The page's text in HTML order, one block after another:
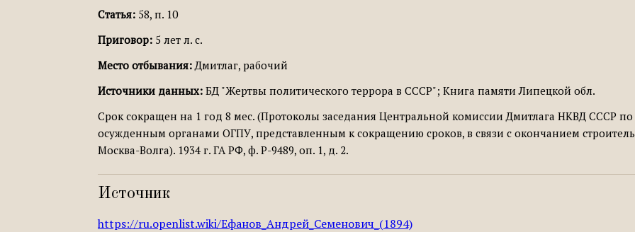
Статья: 58, п. 10
Приговор: 5 лет л. с.
Место отбывания:Дмитлаг, рабочий
Источники данных: БД "Жертвы политического террора в СССР"; Книга памяти Липецкой обл.
Срок сокращен на 1 год 8 мес. (Протоколы заседания Центральной комиссии Дмитлага НКВД СССР
осужденным органами ОГПУ, представленным к сокращению сроков, в связи с окончанием
Москва-Волга). 1934 г. ГА РФ, ф. Р-9489, оп. 1, д. 2.
Источник
https://ru.openlist.wiki/Ефанов_Андрей_Семенович_(1894)